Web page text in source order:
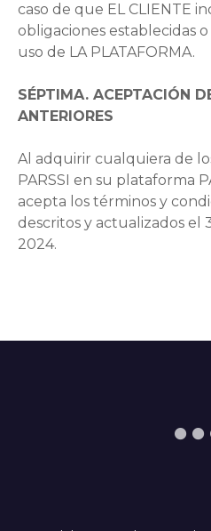
caso de que EL CLIENTE
obligaciones establecidas
uso de LA PLATAFORMA.
SÉPTIMA. ACEPTACIÓN
ANTERIORES
Al adquirir cualquiera de
PARSSI en su plataforma
acepta los términos y
descritos y actualizados el
2024.